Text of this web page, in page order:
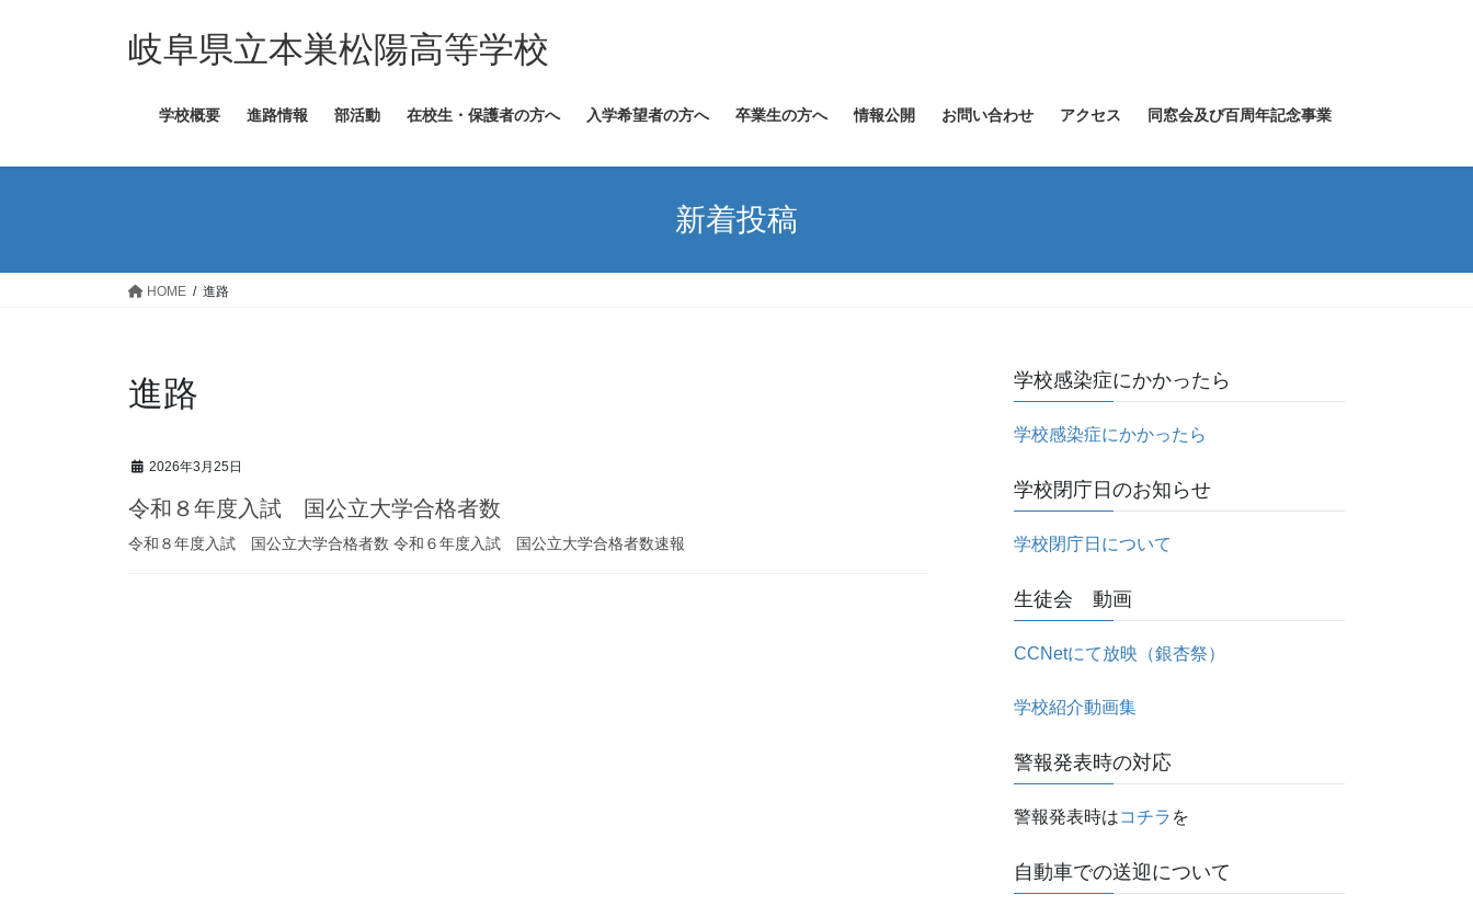
ス
ン
岐阜県立本巣松陽高等学校
学校概要 進路情報 部活動 在校生・保護者の方へ 入学希望者の方へ 卒業生の方へ 情報公開 お問い合わせ アクセス 同窓会及び百周年記念事業
新着投稿
HOME 進路
進路
2026年3月25日
令和８年度入試 国公立大学合格者数
令和８年度入試 国公立大学合格者数 令和６年度入試 国公立大学合格者数速報
学校感染症にかかったら
学校感染症にかかったら
学校閉庁日のお知らせ
学校閉庁日について
生徒会 動画
CCNetにて放映（銀杏祭）
学校紹介動画集
警報発表時の対応
警報発表時はコチラ を
自動車での送迎について